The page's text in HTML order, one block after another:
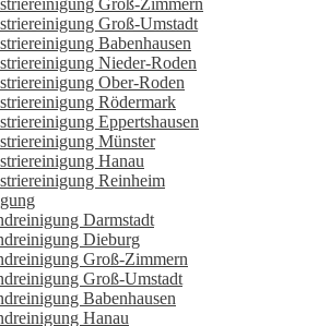
Groß-Zimmern
Groß-Umstadt
Babenhausen
Nieder-Roden
Ober-Roden
Rödermark
Eppertshausen
Münster
Hanau
Reinheim
Darmstadt
Dieburg
Groß-Zimmern
Groß-Umstadt
Babenhausen
Hanau